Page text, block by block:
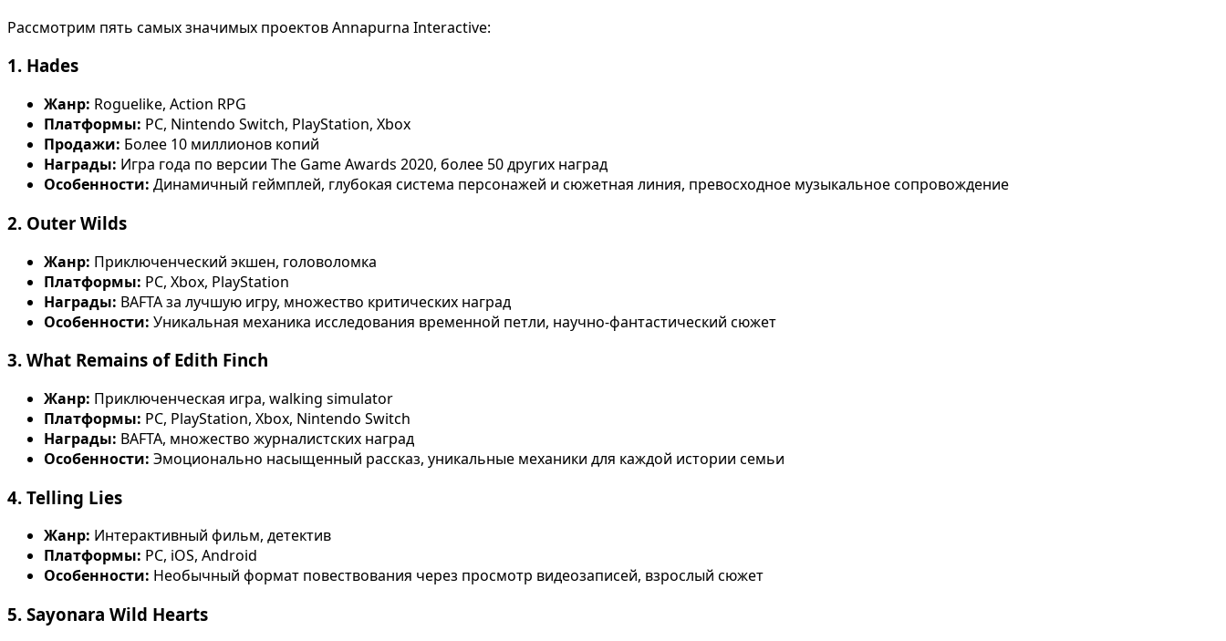
Рассмотрим пять самых значимых проектов Annapurna Interactive:
1. Hades
Жанр: Roguelike, Action RPG
Платформы: PC, Nintendo Switch, PlayStation, Xbox
Продажи: Более 10 миллионов копий
Награды: Игра года по версии The Game Awards 2020, более 50 других наград
Особенности: Динамичный геймплей, глубокая система персонажей и сюжетная линия, превосходное музыкальное сопровождение
2. Outer Wilds
Жанр: Приключенческий экшен, головоломка
Платформы: PC, Xbox, PlayStation
Награды: BAFTA за лучшую игру, множество критических наград
Особенности: Уникальная механика исследования временной петли, научно-фантастический сюжет
3. What Remains of Edith Finch
Жанр: Приключенческая игра, walking simulator
Платформы: PC, PlayStation, Xbox, Nintendo Switch
Награды: BAFTA, множество журналистских наград
Особенности: Эмоционально насыщенный рассказ, уникальные механики для каждой истории семьи
4. Telling Lies
Жанр: Интерактивный фильм, детектив
Платформы: PC, iOS, Android
Особенности: Необычный формат повествования через просмотр видеозаписей, взрослый сюжет
5. Sayonara Wild Hearts